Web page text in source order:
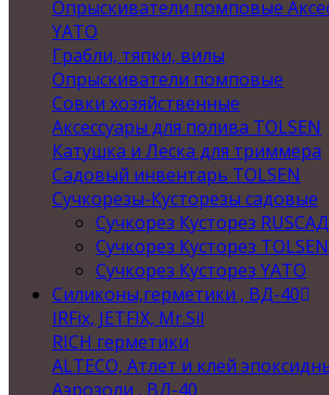
Опрыскиватели помповые
YATO
Грабли, тяпки, вилы
Опрыскиватели помповые
Совки хозяйственные
Аксессуары для полива TOLSEN
Катушка и Леска для триммера
Садовый инвентарь TOLSEN
Сучкорезы-Кусторезы садовые
Сучкорез Кусторез
Сучкорез Кусторез TOLSEN
Сучкорез Кусторез YATO
Силиконы,герметики , ВД-40
IRFix, JETFIX, Mr.Sil
RICH герметики
ALTECO, Атлет и клей
Аэрозоли , ВД-40